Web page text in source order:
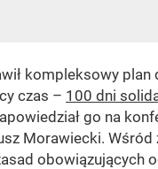
kompleksowy plan
czas – 100 dni
go na
Morawiecki. Wśród
obowiązujących